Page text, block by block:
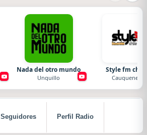
Nada del otro mundo
Unquillo
Style fm chile
Cauquenes
Seguidores Perfil Radio